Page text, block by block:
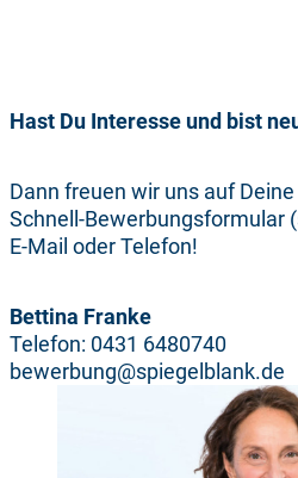
Hast Du Interesse und bist
Dann freuen wir uns auf
Schnell-Bewerbungsformular
E-Mail oder Telefon!
Bettina Franke
Telefon: 0431 6480740
bewerbung@spiegelblank.de